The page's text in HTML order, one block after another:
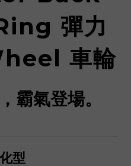
彈力
車輪
霸氣登場。
型